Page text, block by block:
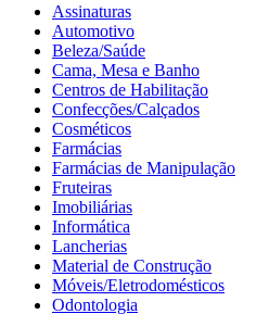
Assinaturas
Automotivo
Beleza/Saúde
Cama, Mesa e Banho
Centros de Habilitação
Confecções/Calçados
Cosméticos
Farmácias
Farmácias de Manipulação
Fruteiras
Imobiliárias
Informática
Lancherias
Material de Construção
Móveis/Eletrodomésticos
Odontologia